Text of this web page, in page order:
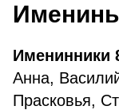
Именинники
Анна,
Прасковья,